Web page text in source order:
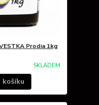
Prodia 1kg
SKLADEM
košíku